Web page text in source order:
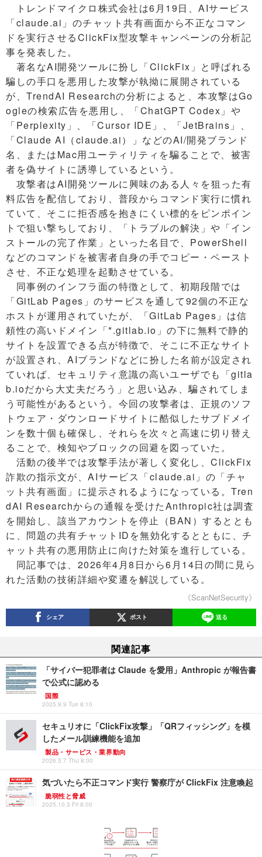
トレンドマイクロ株式会社は6月19日、AIサービス
「claude.ai」のチャット共有画面から不正なコマン
ドを実行させるClickFix型攻撃キャンペーンの分析記
事を発表した。
著名なAI開発ツールに扮し「ClickFix」と呼ばれる
騙しの手口を悪用した攻撃が執拗に展開されている
が、TrendAI Researchの分析によると、本攻撃はGo
ogleの検索広告を悪用し、「ChatGPT Codex」や
「Perplexity」、「Cursor IDE」、「JetBrains」、
「Claude AI（claude.ai）」などのAI/開発ブランド
名、またはMac用ユーティリティを騙ることで、被害
者を偽サイトに誘導しているという。
攻撃者はAI開発ツールに興味のある人々を狙った有
料広告を配信しており、普段からコマンド実行に慣れ
ていて、そこに拒否感を抱きにくい標的をピンポイン
トで狙い撃ちしており、「トラブルの解決」や「イン
ストールの完了作業」といった名目で、PowerShell
などのコマンドを被害者自身の手でコピー・ペースト
させ、不正な処理を起動させている。
同事例のインフラ面の特徴として、初期段階では
「GitLab Pages」のサービスを通して92個の不正な
ホストが運用されていたが、「GitLab Pages」は信
頼性の高いドメイン「*.gitlab.io」の下に無料で静的
サイトを設置できる点が特徴で、そこに不正なサイト
が設置され、AIブランドなどに扮した名前が設定され
ていれば、セキュリティ意識の高いユーザでも「gitla
b.ioだから大丈夫だろう」と思い込み、騙されてしま
う可能性があるという。今回の攻撃者は、正規のソフ
トウェア・ダウンロードサイトに酷似したサブドメイ
ンを数十個も確保し、それらを次々と高速に切り替え
ることで、検知やブロックの回避を図っていた。
活動の後半では攻撃手法が著しく変化し、ClickFix
詐欺の指示文が、AIサービス「claude.ai」の「チャ
ット共有画面」に提示されるようになっている。Tren
dAI Researchからの通報を受けたAnthropic社は調査
を開始し、該当アカウントを停止（BAN）するととも
に、問題の共有チャットIDを無効化するとともに、チ
ャット共有の悪用防止に向けた対策を進行している。
同記事では、2026年4月8日から6月14日の間に見ら
れた活動の技術詳細や変遷を解説している。
《ScanNetSecurity》
シェア ポスト 送る
関連記事
「サイバー犯罪者は Claude を愛用」Anthropic が報告書
で公式に認める
国際
2025.9.9 Tue 8:10
セキュリオに「ClickFix攻撃」「QRフィッシング」を模
したメール訓練機能を追加
製品・サービス・業界動向
2026.5.7 Thu 8:00
気づいたら不正コマンド実行 警察庁が ClickFix 注意喚起
脆弱性と脅威
2025.10.3 Fri 8:00